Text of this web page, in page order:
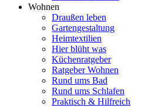
Wohnen
Draußen leben
Gartengestaltung
Heimtextilien
Hier blüht was
Küchenratgeber
Ratgeber Wohnen
Rund ums Bad
Rund ums Schlafen
Praktisch & Hilfreich